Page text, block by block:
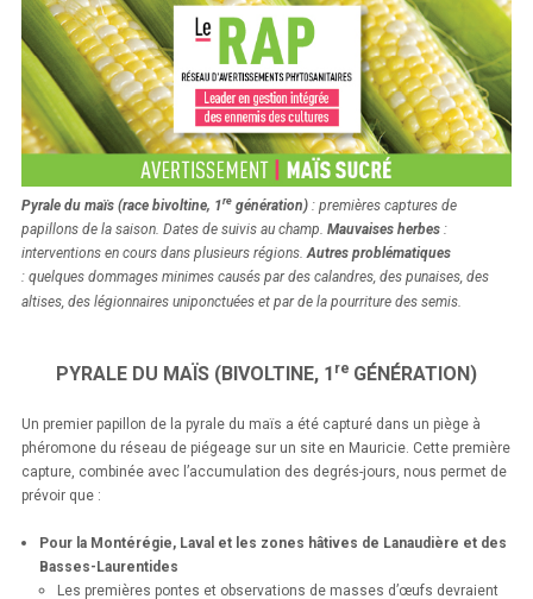
Pyrale du maïs (race bivoltine, 1re génération) : premières captures de
papillons de la saison. Dates de suivis au champ. Mauvaises herbes :
interventions en cours dans plusieurs régions. Autres problématiques
: quelques dommages minimes causés par des calandres, des punaises, des
altises, des légionnaires uniponctuées et par de la pourriture des semis.
PYRALE DU MAÏS (BIVOLTINE, 1 re GÉNÉRATION)
Un premier papillon de la pyrale du maïs a été capturé dans un piège à
phéromone du réseau de piégeage sur un site en Mauricie. Cette première
capture, combinée avec l’accumulation des degrés-jours, nous permet de
prévoir que :
Pour la Montérégie, Laval et les zones hâtives de Lanaudière et des
Basses-Laurentides
Les premières pontes et observations de masses d’œufs devraient